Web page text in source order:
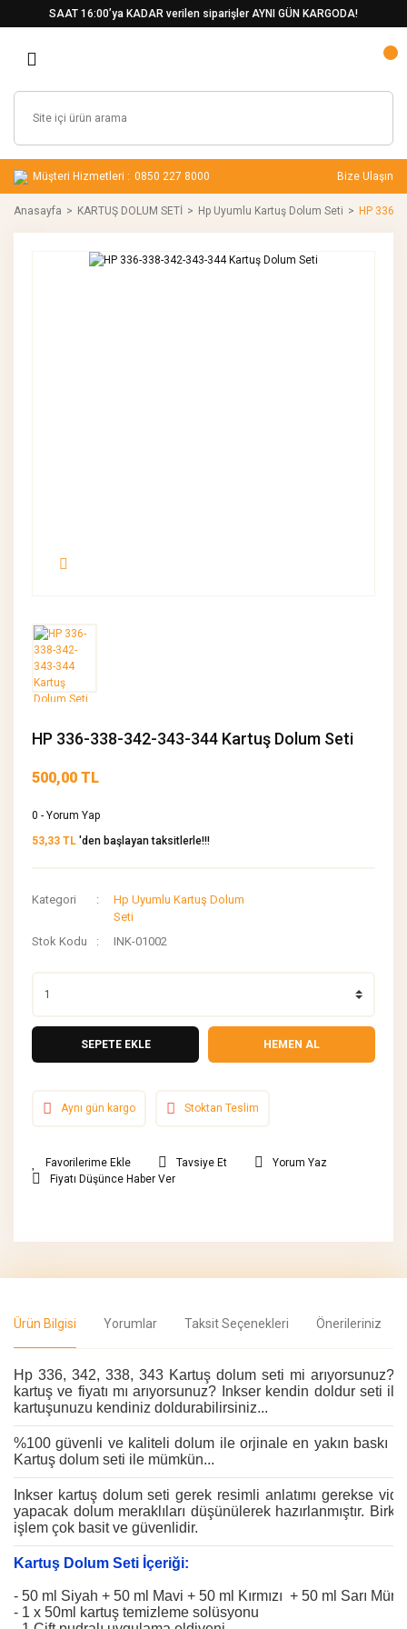
SAAT 16:00’ya KADAR verilen siparişler AYNI GÜN KARGODA!
Müşteri Hizmetleri : 0850 227 8000 Bize Ulaşın
Anasayfa KARTUŞ DOLUM SETİ Hp Uyumlu Kartuş Dolum Seti HP 336-
HP 336-338-342-343-344 Kartuş Dolum Seti
500,00 TL
0 - Yorum Yap
53,33 TL 'den başlayan taksitlerle!!!
Kategori
Hp Uyumlu Kartuş Dolum
Seti
Stok Kodu
INK-01002
SEPETE EKLE HEMEN AL
Aynı gün kargo Stoktan Teslim
Tavsiye Et
Yorum Yaz
Fiyatı Düşünce Haber Ver
Ürün Bilgisi Yorumlar Taksit Seçenekleri Önerileriniz
Hp 336, 342, 338, 343 Kartuş dolum seti mi arıyorsunuz?
kartuş ve fiyatı mı arıyorsunuz? Inkser kendin doldur seti
kartuşunuzu kendiniz doldurabilirsiniz...
%100 güvenli ve kaliteli dolum ile orjinale en yakın baskı
Kartuş dolum seti ile mümkün...
Inkser kartuş dolum seti gerek resimli anlatımı gerekse
yapacak dolum meraklıları düşünülerek hazırlanmıştır.
işlem çok basit ve güvenlidir.
Kartuş Dolum Seti İçeriği:
- 50 ml Siyah + 50 ml Mavi + 50 ml Kırmızı + 50 ml Sarı
- 1 x 50ml kartuş temizleme solüsyonu